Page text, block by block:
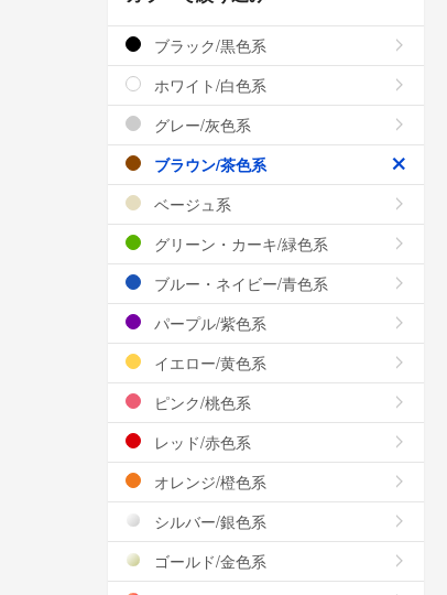
ブラック/黒色系
ホワイト/白色系
グレー/灰色系
ブラウン/茶色系
ベージュ系
グリーン・カーキ/緑色系
ブルー・ネイビー/青色系
パープル/紫色系
イエロー/黄色系
ピンク/桃色系
レッド/赤色系
オレンジ/橙色系
シルバー/銀色系
ゴールド/金色系